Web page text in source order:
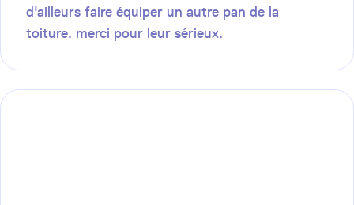
d'ailleurs faire équiper un autre pan de la
toiture. merci pour leur sérieux.